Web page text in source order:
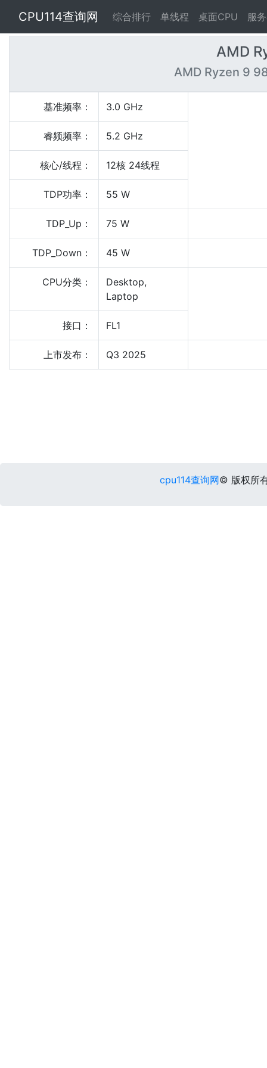
CPU114查询网 综合排行 单线程 桌面CPU 服
AMD
AMD Ryzen 9
基准频率： 3.0 GHz
睿频频率： 5.2 GHz
核心/线程： 12核 24线程
TDP功率： 55 W
TDP_Up： 75 W
TDP_Down： 45 W
CPU分类：
Desktop,
Laptop
接口： FL1
上市发布： Q3 2025
cpu114查询网© 版权所